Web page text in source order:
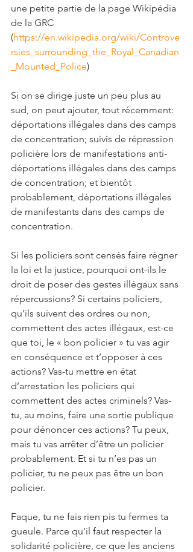
une petite partie de la page Wikipédia
de la GRC
(https://en.wikipedia.org/wiki/Controve
rsies_surrounding_the_Royal_Canadian
_Mounted_Police)
Si on se dirige juste un peu plus au
sud, on peut ajouter, tout récemment:
déportations illégales dans des camps
de concentration; suivis de répression
policière lors de manifestations anti-
déportations illégales dans des camps
de concentration; et bientôt
probablement, déportations illégales
de manifestants dans des camps de
concentration.
Si les policiers sont censés faire régner
la loi et la justice, pourquoi ont-ils le
droit de poser des gestes illégaux sans
répercussions? Si certains policiers,
qu’ils suivent des ordres ou non,
commettent des actes illégaux, est-ce
que toi, le « bon policier » tu vas agir
en conséquence et t’opposer à ces
actions? Vas-tu mettre en état
d’arrestation les policiers qui
commettent des actes criminels? Vas-
tu, au moins, faire une sortie publique
pour dénoncer ces actions? Tu peux,
mais tu vas arrêter d’être un policier
probablement. Et si tu n’es pas un
policier, tu ne peux pas être un bon
policier.
Faque, tu ne fais rien pis tu fermes ta
gueule. Parce qu’il faut respecter la
solidarité policière, ce que les anciens